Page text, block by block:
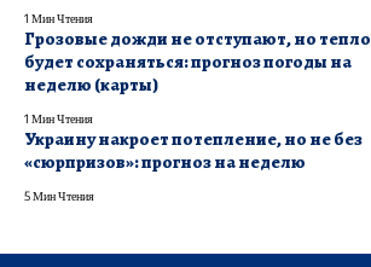
1 Мин Чтения
Грозовые дожди не отступают, но тепло
будет сохраняться: прогноз погоды на
неделю (карты)
1 Мин Чтения
Украину накроет потепление, но не без
«сюрпризов»: прогноз на неделю
5 Мин Чтения